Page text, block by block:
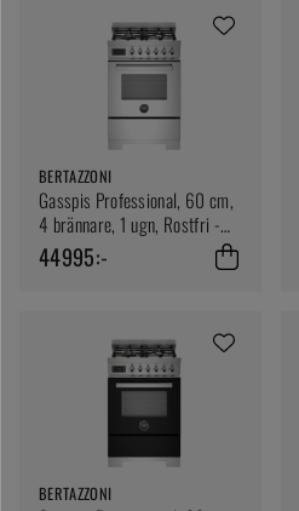
BERTAZZONI
Gasspis Professional, 60 cm,
4 brännare, 1 ugn, Rostfri -
Bertazzoni
44995:-
BERTAZZONI